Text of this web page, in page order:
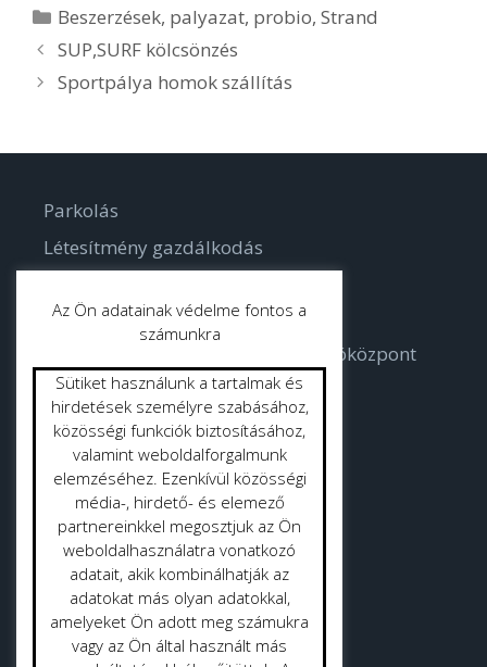
Kategória
Beszerzések, palyazat, probio,Strand
SUP,SURF kölcsönzés
Sportpálya homok szállítás
Parkolás
Létesítmény gazdálkodás
Bodorka Balatoni Vízvilág Látogatóközpont
Strandok
Közterület tisztítás
Gyepmester
Vásrácsarnok
Az Ön adatainak védelme fontos a
számunkra
Sütiket használunk a tartalmak és
hirdetések személyre szabásához,
közösségi funkciók biztosításához,
valamint weboldalforgalmunk
elemzéséhez. Ezenkívül közösségi
média-, hirdető- és elemező
partnereinkkel megosztjuk az Ön
weboldalhasználatra vonatkozó
adatait, akik kombinálhatják az
adatokat más olyan adatokkal,
amelyeket Ön adott meg számukra
vagy az Ön által használt más